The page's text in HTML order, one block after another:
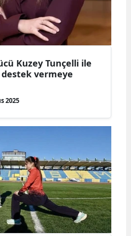
Kuzey Tunçelli ile
vermeye
2025